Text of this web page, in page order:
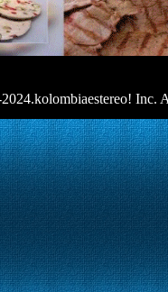
Inc.